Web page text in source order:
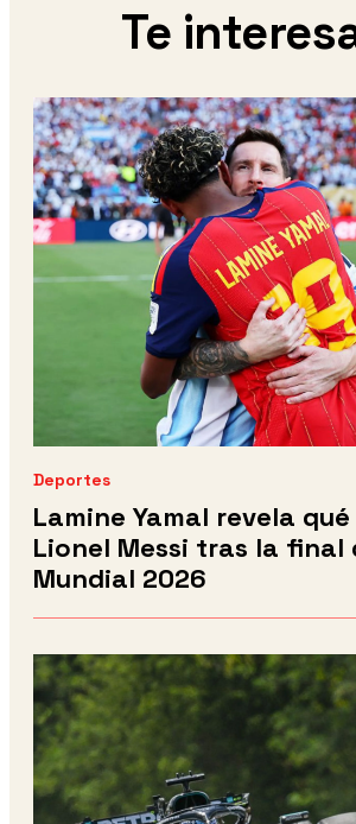
Te
Deportes
Lamine Yamal revela
Lionel Messi tras la final
Mundial 2026